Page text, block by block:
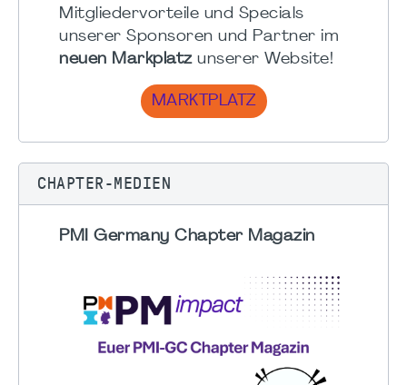
Mitgliedervorteile und Specials
unserer Sponsoren und Partner im
neuen Markplatzunserer Website!
MARKTPLATZ
CHAPTER-MEDIEN
PMI Germany Chapter Magazin